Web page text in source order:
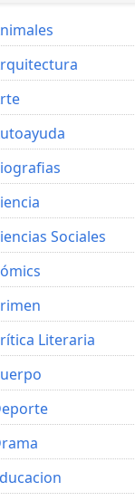
Sociales
Literaria